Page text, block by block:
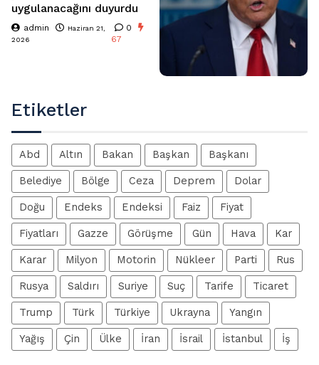
uygulanacağını duyurdu
admin
Haziran 21,
2026
0
67
Etiketler
Abd Altın Bakan Başkan Başkanı
Belediye Bölge Ceza Deprem Dolar
Doğu Endeks Endeksi Faiz Fiyat
Fiyatları Gazze Görüşme Gün Hava Kar
Karar Milyon Motorin Nükleer Parti Rus
Rusya Saldırı Suriye Suç Tarife Ticaret
Trump Türk Türkiye Ukrayna Yangın
Yağış Çin Ülke İran İsrail İstanbul İş